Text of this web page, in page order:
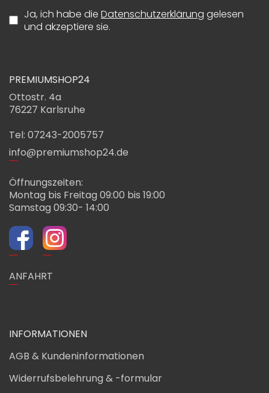
Ja, ich habe die Datenschutzerklärung gelesen
und akzeptiere sie.
PREMIUMSHOP24
Ottostr. 4a
76227 Karlsruhe
Tel: 07243-2005757
info@premiumshop24.de
Öffnungszeiten:
Montag bis Freitag 09:00 bis 19:00
Samstag 09:30- 14:00
ANFAHRT
INFORMATIONEN
AGB & Kundeninformationen
Widerrufsbelehrung & -formular